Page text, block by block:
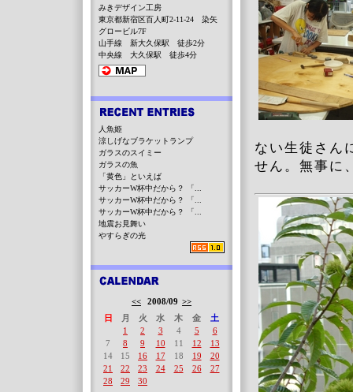
ない生徒さん
せん。無事に
みきデザイン工房
東京都新宿区百人町2-11-24 染矢
グロービル7F
山手線 新大久保駅 徒歩2分
中央線 大久保駅 徒歩4分
人魚姫
涼しげなブラケットランプ
ガラスのスイミー
ガラスの魚
「黄色」といえば
サッカーW杯中だから？ 「...
サッカーW杯中だから？ 「...
サッカーW杯中だから？ 「...
地震お見舞い
やすらぎの光
<< 2008/09 >>
日
月 火 水 木 金
土
1
2 3 4 5
6
7
8 9 10 11 12
13
14
15 16 17 18 19
20
21
22 23 24 25 26
27
28
29 30